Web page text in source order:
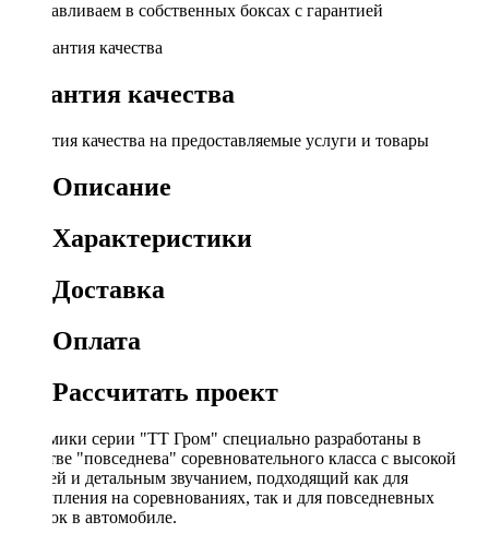
Устанавливаем в собственных боксах с гарантией
Гарантия качества
Гарантия качества на предоставляемые услуги и товары
Описание
Характеристики
Доставка
Оплата
Рассчитать проект
Динамики серии "ТТ Гром" специально разработаны в
качестве "повседнева" соревновательного класса с высокой
отдачей и детальным звучанием, подходящий как для
выступления на соревнованиях, так и для повседневных
поездок в автомобиле.